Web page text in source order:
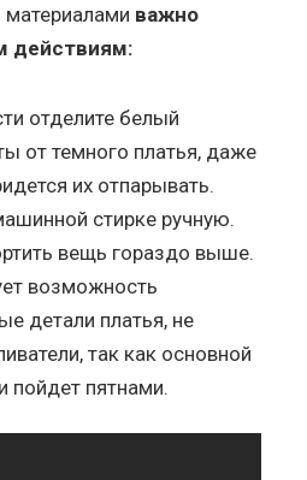
важно
действиям:
отделите белый
от темного платья, даже
их отпарывать.
стирке ручную.
вещь гораздо выше.
возможность
детали платья, не
так как основной
пойдет пятнами.